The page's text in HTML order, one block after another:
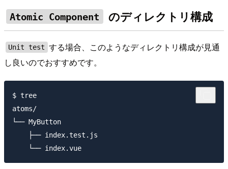
Atomic Component のディレクトリ構成
Unit test する場合、このようなディレクトリ構成が見通
し良いのでおすすめです。
$ tree
atoms/
└── MyButton
    ├── index.test.js